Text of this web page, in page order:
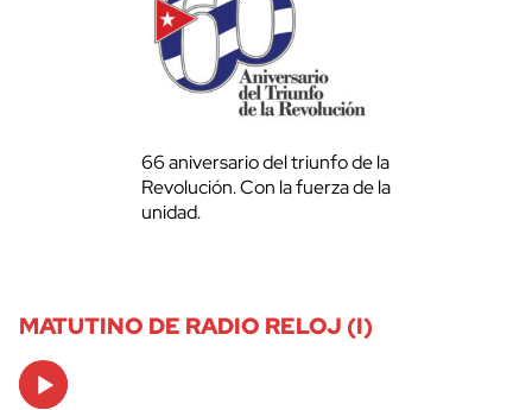
66 aniversario del triunfo de la
Revolución. Con la fuerza de la
unidad.
MATUTINO DE RADIO RELOJ (I)
Audio
Player